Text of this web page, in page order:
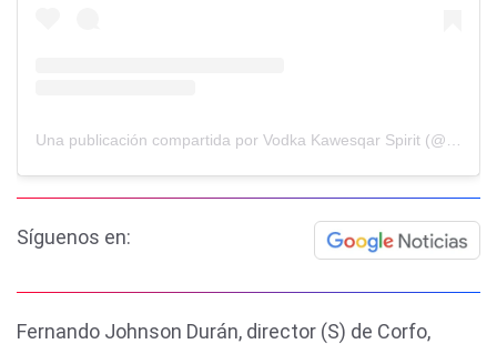
Síguenos en:
Fernando Johnson Durán, director (S) de Corfo,